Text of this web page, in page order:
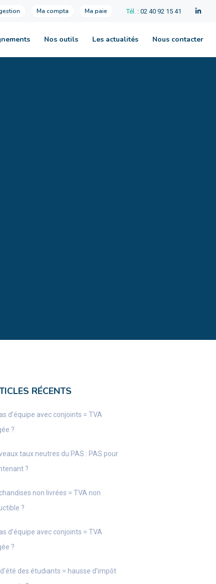
Ma compta Ma paie Tél. : 02 40 92 15 41
Nos outils Les actualités Nous contacter
RÉCENTS
d’équipe avec conjoints = TVA
?
taux neutres du PAS : PAS pour
?
non livrées = TVA non
?
d’équipe avec conjoints = TVA
?
des étudiants = hausse d’impôt